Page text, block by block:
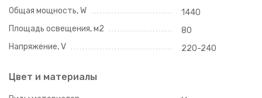
Общая мощность, W
1440
Площадь освещения, м2
80
Напряжение, V
220-240
Цвет и материалы